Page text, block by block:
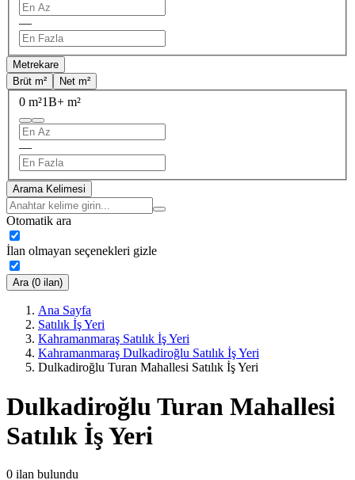
—
Metrekare
Brüt m²
Net m²
0 m²1B+ m²
—
Arama Kelimesi
Otomatik ara
İlan olmayan seçenekleri gizle
Ara (0 ilan)
Ana Sayfa
Satılık İş Yeri
Kahramanmaraş Satılık İş Yeri
Kahramanmaraş Dulkadiroğlu Satılık İş Yeri
Dulkadiroğlu Turan Mahallesi Satılık İş Yeri
Dulkadiroğlu Turan Mahallesi
Satılık İş Yeri
0 ilan bulundu